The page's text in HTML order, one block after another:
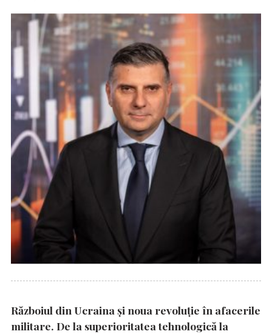
Războiul din Ucraina și noua revoluție în afacerile
militare. De la superioritatea tehnologică la